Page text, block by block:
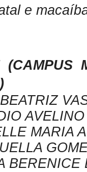
e
(CAMPUS
)
MARIA
BERENICE